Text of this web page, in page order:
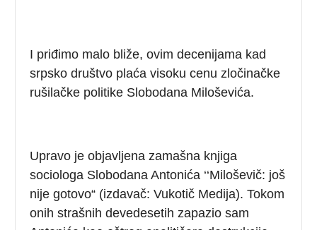
I priđimo malo bliže, ovim decenijama kad
srpsko društvo plaća visoku cenu zločinačke
rušilačke politike Slobodana Miloševića.
Upravo je objavljena zamašna knjiga
sociologa Slobodana Antonića ‘‘Miloševič: još
nije gotovo“ (izdavač: Vukotič Medija). Tokom
onih strašnih devedesetih zapazio sam